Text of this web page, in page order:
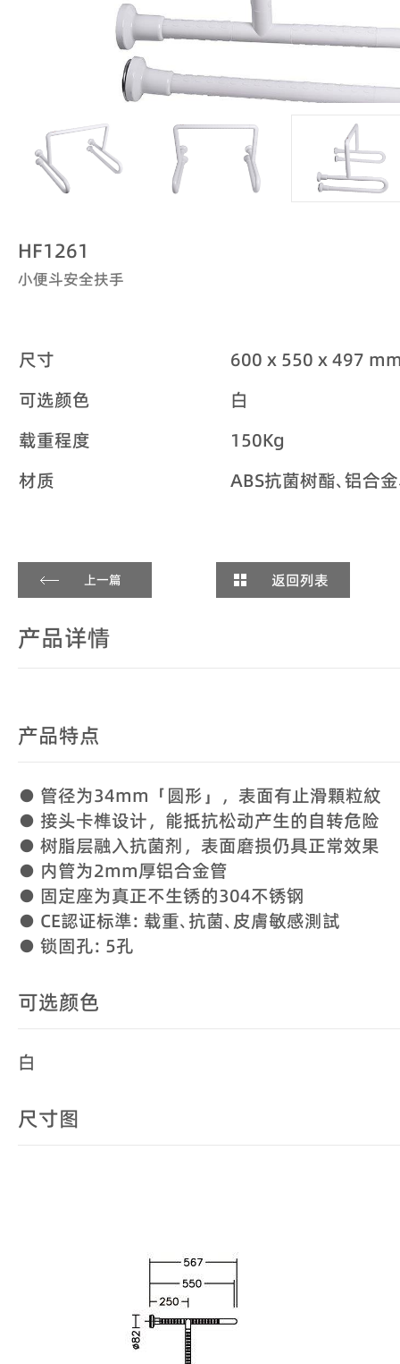
HF1261
小便斗安全扶手
尺寸
600 x 550 x 497
可选颜色
白
载重程度
150Kg
材质
ABS抗菌树酯､铝合
上一篇 返回列表
产品详情
产品特点
● 管径为34mm「圆形」，表面有止滑顆粒紋
● 接头卡榫设计，能抵抗松动产生的自转危险
● 树脂层融入抗菌剂，表面磨损仍具正常效果
● 内管为2mm厚铝合金管
● 固定座为真正不生锈的304不锈钢
● CE認证标準: 载重､抗菌､皮膚敏感測試
● 锁固孔: 5孔
可选颜色
白
尺寸图